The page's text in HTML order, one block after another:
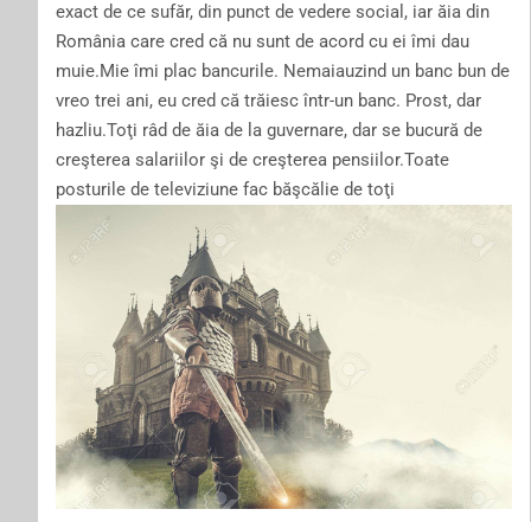
exact de ce sufăr, din punct de vedere social, iar ăia din
România care cred că nu sunt de acord cu ei îmi dau
muie.Mie îmi plac bancurile. Nemaiauzind un banc bun de
vreo trei ani, eu cred că trăiesc într-un banc. Prost, dar
hazliu.Toţi râd de ăia de la guvernare, dar se bucură de
creşterea salariilor şi de creşterea pensiilor.Toate
posturile de televiziune fac băşcălie de toţi